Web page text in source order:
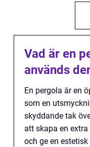
Vad är en
används
En pergola är en
som en
skyddande tak
att skapa en
och ge en